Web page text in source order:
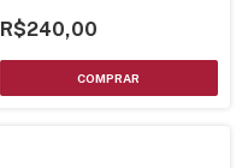
R$240,00